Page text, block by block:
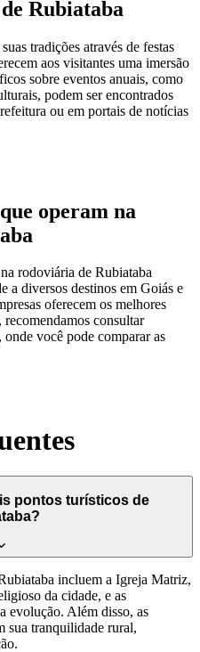
Rubiataba
tradições através de festas
aos visitantes uma imersão
sobre eventos anuais, como
podem ser encontrados
ou em portais de notícias
operam na
rodoviária de Rubiataba
a diversos destinos em Goiás e
oferecem os melhores
consultar
você pode comparar as
pontos turísticos de
incluem a Igreja Matriz,
da cidade, e as
evolução. Além disso, as
sua tranquilidade rural,